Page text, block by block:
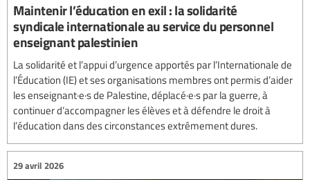
Maintenir l’éducation en exil : la solidarité
syndicale internationale au service du personnel
enseignant palestinien
La solidarité et l’appui d’urgence apportés par l’Internationale de
l’Éducation (IE) et ses organisations membres ont permis d’aider
les enseignant·e·s de Palestine, déplacé·e·s par la guerre, à
continuer d’accompagner les élèves et à défendre le droit à
l’éducation dans des circonstances extrêmement dures.
29 avril 2026